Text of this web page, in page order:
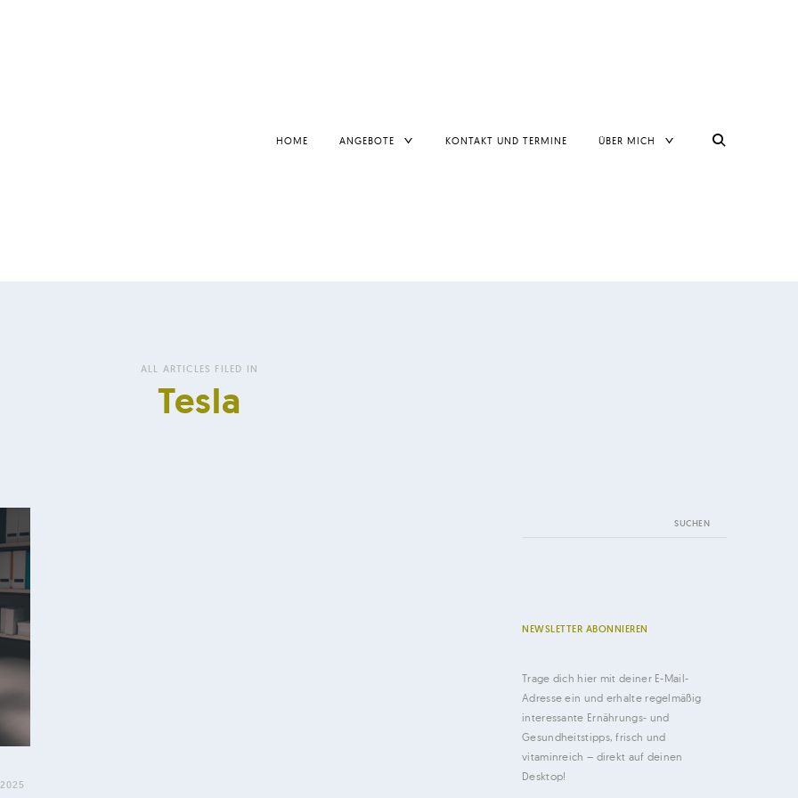
HOME ANGEBOTE TOGGLEKONTAKT UND TERMINE ÜBER MICH TOGGLE
ALL ARTICLES FILED IN
Tesla
nach:
NEWSLETTER ABONNIEREN
Trage dich hier mit deiner E-Mail-
Adresse ein und erhalte regelmäßig
interessante Ernährungs- und
Gesundheitstipps, frisch und
vitaminreich – direkt auf deinen
Desktop!